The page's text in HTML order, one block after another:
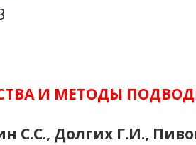
И МЕТОДЫ
С.С., Долгих Г.И.,